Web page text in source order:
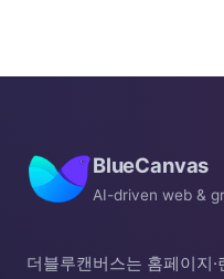
BlueCanvas
AI-driven web &
더블루캔버스는 홈페이지